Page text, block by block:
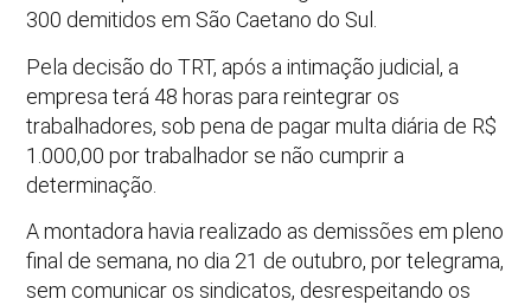
300 demitidos em São Caetano do Sul.
Pela decisão do TRT, após a intimação judicial, a
empresa terá 48 horas para reintegrar os
trabalhadores, sob pena de pagar multa diária de R$
1.000,00 por trabalhador se não cumprir a
determinação.
A montadora havia realizado as demissões em pleno
final de semana, no dia 21 de outubro, por telegrama,
sem comunicar os sindicatos, desrespeitando os